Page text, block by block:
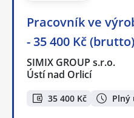
Pracovník ve
- 35 400 Kč (brutto)
SIMIX GROUP s.r.o.
Ústí nad Orlicí
35 400 Kč Plný